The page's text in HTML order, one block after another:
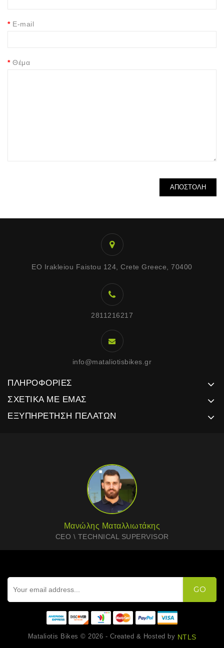
E-mail
Θέμα
EO Irakleiou Faistou 124, Crete Greece, 70400
2811216217
info@mataliotisbikes.gr
ΠΛΗΡΟΦΟΡΊΕΣ
ΣΧΕΤΙΚΆ ΜΕ ΕΜΆΣ
ΕΞΥΠΗΡΈΤΗΣΗ ΠΕΛΑΤΏΝ
Μανώλης Ματαλλιωτάκης
CEO \ TECHNICAL SUPERVISOR
GO
Mataliotis Bikes © 2026 - Created & Hosted by NTLS